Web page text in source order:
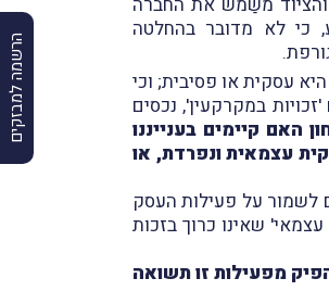
הרשמה למבזקים
כי לא מדובר בהחלטה
עסקית או פסיבית; וכי
במקרקעין', נכסים
האם קיימים בענייננו
עצמאית ונפרדת, או
לשמור על פעילות העסק
שאינו כרוך בזכות
מפעילות זו תשואה